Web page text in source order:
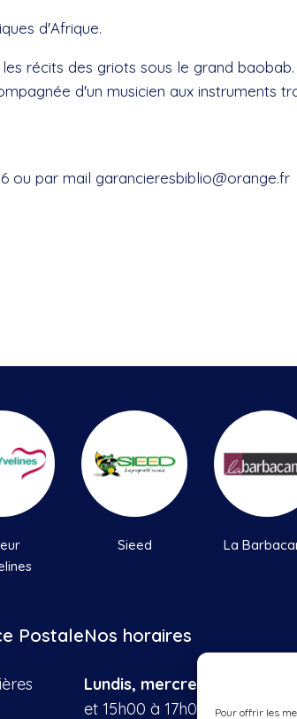
Pour offrir les
d'Afrique.
récits des griots sous le grand baobab.
d'un musicien aux instruments
ou par mail garancieresbiblio@orange.fr
Sieed La
PostaleNos horaires
Lundis, mercredis, vendredis
et 15h00 à 17h00